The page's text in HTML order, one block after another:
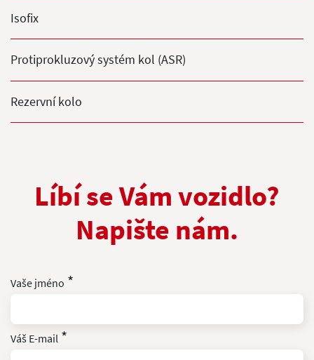
Isofix
Protiprokluzový systém kol (ASR)
Rezervní kolo
Líbí se Vám vozidlo?
Napište nám.
Vaše jméno *
Váš E-mail *